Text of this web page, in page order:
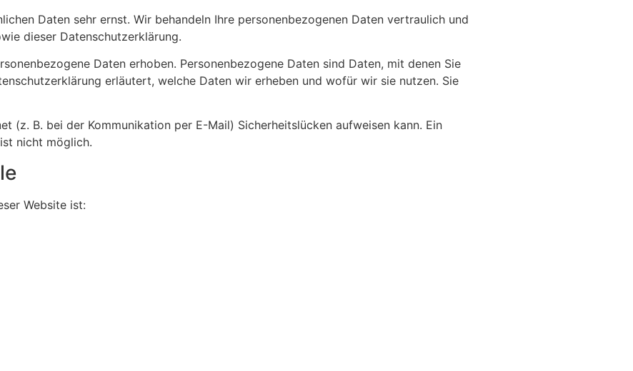
Daten sehr ernst. Wir behandeln Ihre personenbezogenen Daten vertraulich und
dieser Datenschutzerklärung.
Daten erhoben. Personenbezogene Daten sind Daten, mit denen Sie
erläutert, welche Daten wir erheben und wofür wir sie nutzen. Sie
(z. B. bei der Kommunikation per E-Mail) Sicherheitslücken aufweisen kann. Ein
nicht möglich.
Website ist: